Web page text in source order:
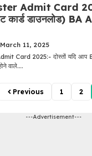
Admit Card
कार्ड डाउनलोड)
11, 2025
Card 2025:- दोस्तों यदि आप
वाले....
Previous 1 2
---Advertisement---